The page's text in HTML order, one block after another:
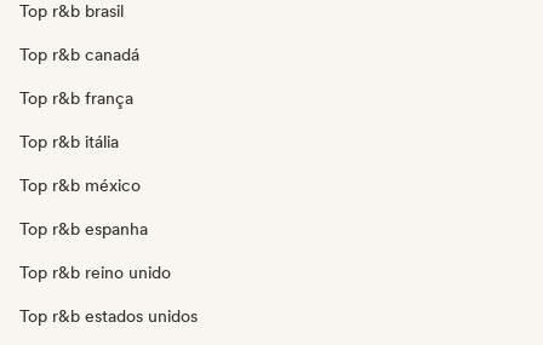
Top r&b brasil
Top r&b canadá
Top r&b frança
Top r&b itália
Top r&b méxico
Top r&b espanha
Top r&b reino unido
Top r&b estados unidos